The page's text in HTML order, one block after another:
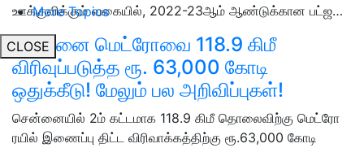
More Topics
CLOSE
ஊக்குவிக்கும் வகையில், 2022-23ஆம் ஆண்டுக்கான பட்ஜ…
சென்னை மெட்ரோவை 118.9 கிமீ
விரிவுப்படுத்த ரூ. 63,000 கோடி
ஒதுக்கீடு! மேலும் பல அறிவிப்புகள்!
சென்னையில் 2ம் கட்டமாக 118.9 கிமீ தொலைவிற்கு மெட்ரோ
ரயில் இணைப்பு திட்ட விரிவாக்கத்திற்கு ரூ.63,000 கோடி